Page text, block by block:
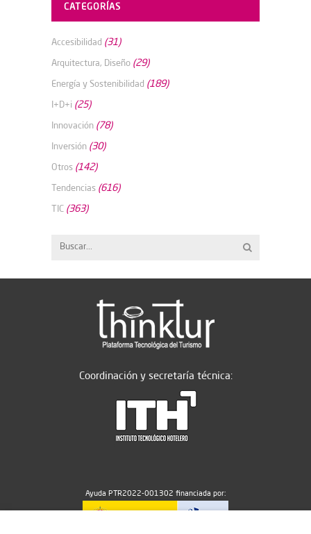
CATEGORÍAS
Accesibilidad (31)
Arquitectura, Diseño (29)
Energía y Sostenibilidad (189)
I+D+i (25)
Innovación (78)
Inversión (30)
Otros (142)
Tendencias (616)
TIC (363)
Coordinación y secretaría técnica:
Ayuda PTR2022-001302 financiada por: